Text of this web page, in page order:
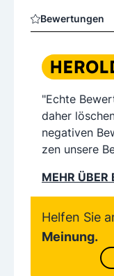
Bewertungen
"Echte
daher
negativen
zen unsere
MEHR ÜBER
Helfen Sie
Meinung.